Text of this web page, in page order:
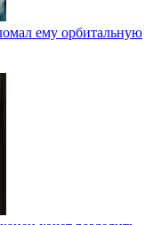
ему орбитальную